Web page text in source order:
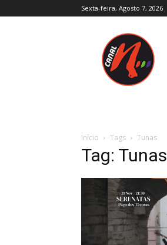
Sexta-feira, Agosto 7, 2026
Início Tags Tunas
Tag: Tunas